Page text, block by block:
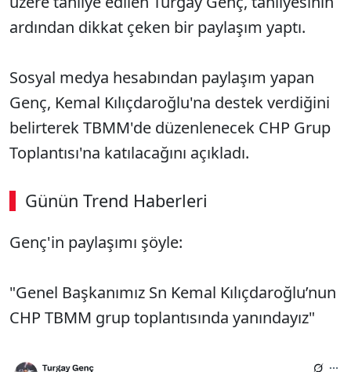
ardından dikkat çeken bir paylaşım yaptı.
Sosyal medya hesabından paylaşım yapan
Genç, Kemal Kılıçdaroğlu'na destek verdiğini
belirterek TBMM'de düzenlenecek CHP Grup
Toplantısı'na katılacağını açıkladı.
Günün Trend Haberleri
00:02 / 03:08
Genç'in paylaşımı şöyle:
"Genel Başkanımız Sn Kemal Kılıçdaroğlu’nun
CHP TBMM grup toplantısında yanındayız"